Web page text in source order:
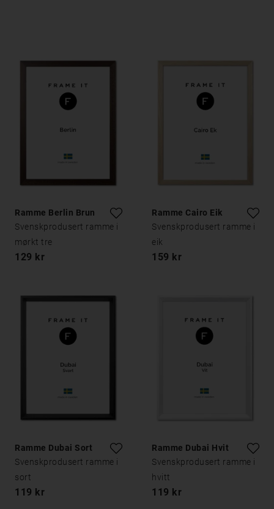
Ramme Berlin Brun
Svenskprodusert ramme i
mørkt tre
129 kr
Ramme Cairo Eik
Svenskprodusert ramme i
eik
159 kr
Ramme Dubai Sort
Svenskprodusert ramme i
sort
119 kr
Ramme Dubai Hvit
Svenskprodusert ramme i
hvitt
119 kr